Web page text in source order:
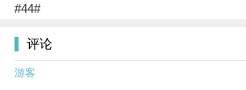
#44#
评论
游客